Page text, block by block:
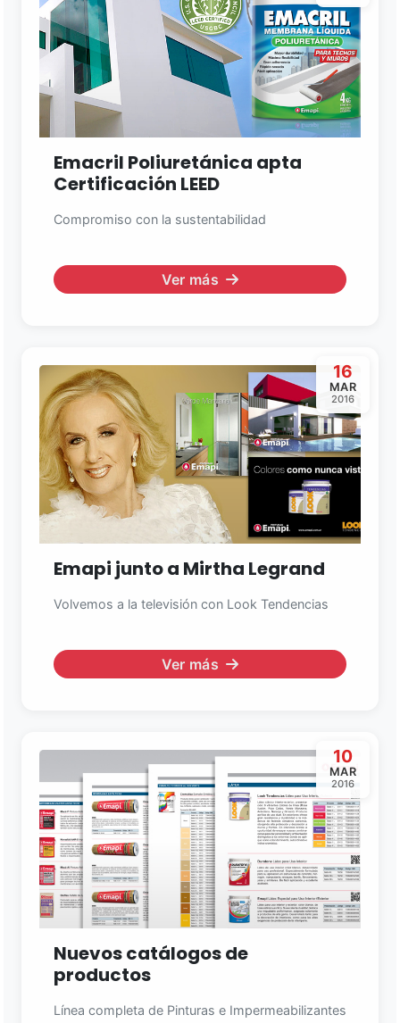
Emacril Poliuretánica apta
Certificación LEED
Compromiso con la sustentabilidad
Ver más
16
MAR
2016
Emapi junto a Mirtha Legrand
Volvemos a la televisión con Look Tendencias
Ver más
10
MAR
2016
Nuevos catálogos de
productos
Línea completa de Pinturas e Impermeabilizantes